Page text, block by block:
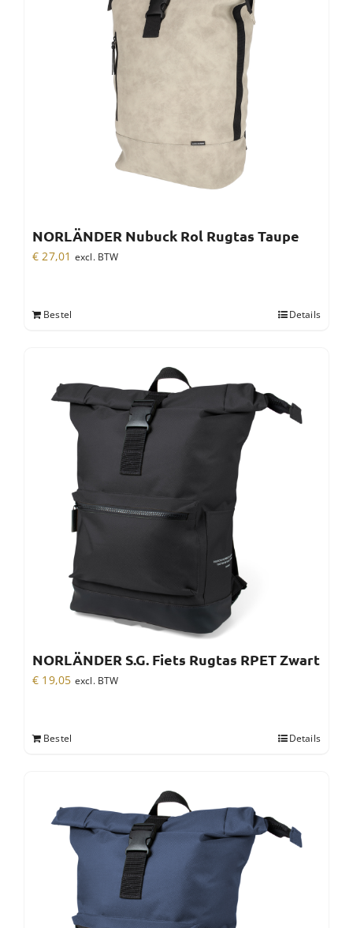
NORLÄNDER Nubuck Rol Rugtas Taupe
€ 27,01 excl. BTW
Bestel Details
NORLÄNDER S.G. Fiets Rugtas RPET Zwart
€ 19,05 excl. BTW
Bestel Details